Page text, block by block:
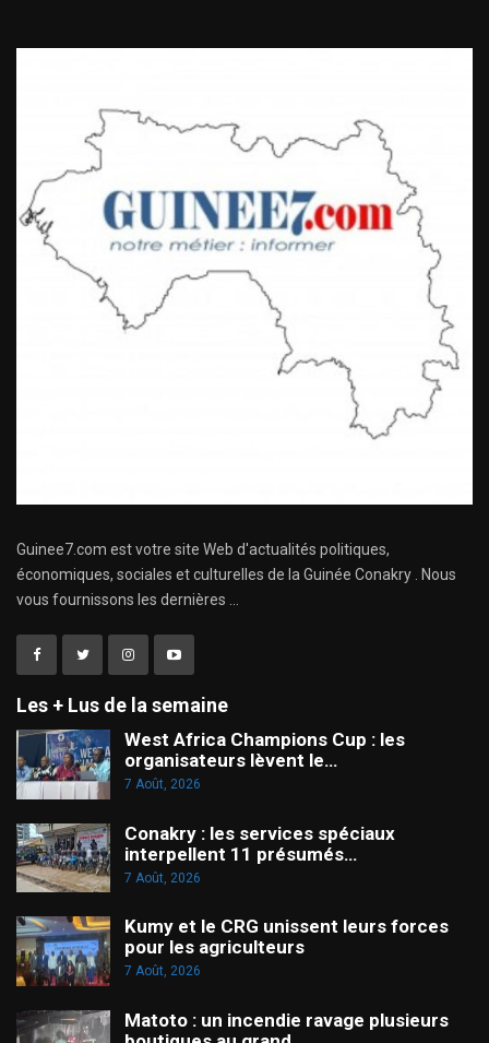
Guinee7.com est votre site Web d'actualités politiques,
économiques, sociales et culturelles de la Guinée Conakry . Nous
vous fournissons les dernières ...
Les + Lus de la semaine
West Africa Champions Cup : les
organisateurs lèvent le…
7 Août, 2026
Conakry : les services spéciaux
interpellent 11 présumés…
7 Août, 2026
Kumy et le CRG unissent leurs forces
pour les agriculteurs
7 Août, 2026
Matoto : un incendie ravage plusieurs